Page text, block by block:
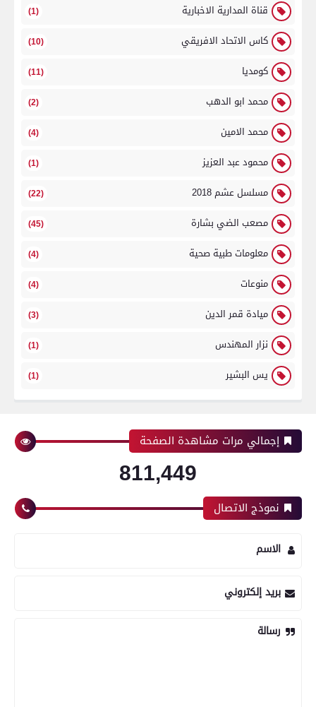
قناة المدارية الاخبارية (1)
كاس الاتحاد الافريقي (10)
كومديا (11)
محمد ابو الدهب (2)
محمد الامين (4)
محمود عبد العزيز (1)
مسلسل عشم 2018 (22)
مصعب الضي بشارة (45)
معلومات طبية صحية (4)
منوعات (4)
ميادة قمر الدين (3)
نزار المهندس (1)
يس البشير (1)
إجمالي مرات مشاهدة الصفحة
811,449
نموذج الاتصال
الاسم
بريد إلكتروني
رسالة